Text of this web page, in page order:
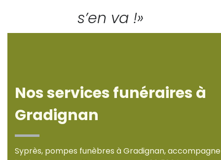
s’en va !»
Nos services funéraires à
Gradignan
Syprès, pompes funèbres à Gradignan, accompagne